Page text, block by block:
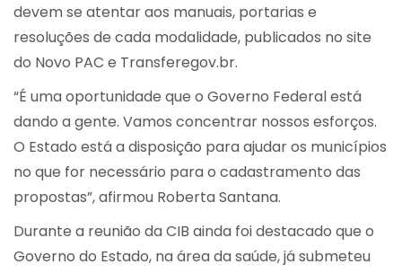
devem se atentar aos manuais, portarias e
resoluções de cada modalidade, publicados no site
do Novo PAC e Transferegov.br.
“É uma oportunidade que o Governo Federal está
dando a gente. Vamos concentrar nossos esforços.
O Estado está a disposição para ajudar os municípios
no que for necessário para o cadastramento das
propostas”, afirmou Roberta Santana.
Durante a reunião da CIB ainda foi destacado que o
Governo do Estado, na área da saúde, já submeteu